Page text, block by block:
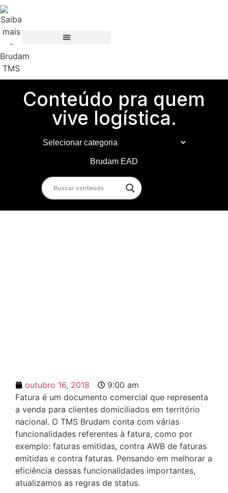
Conteúdo pra quem
vive logística.
Brudam EAD
outubro 16, 2018
9:00 am
Fatura é um documento comercial que representa
a venda para clientes domiciliados em território
nacional. O TMS Brudam conta com várias
funcionalidades referentes à fatura, como por
exemplo: faturas emitidas, contra AWB de faturas
emitidas e contra faturas. Pensando em melhorar a
eficiência dessas funcionalidades importantes,
atualizamos as regras de status.